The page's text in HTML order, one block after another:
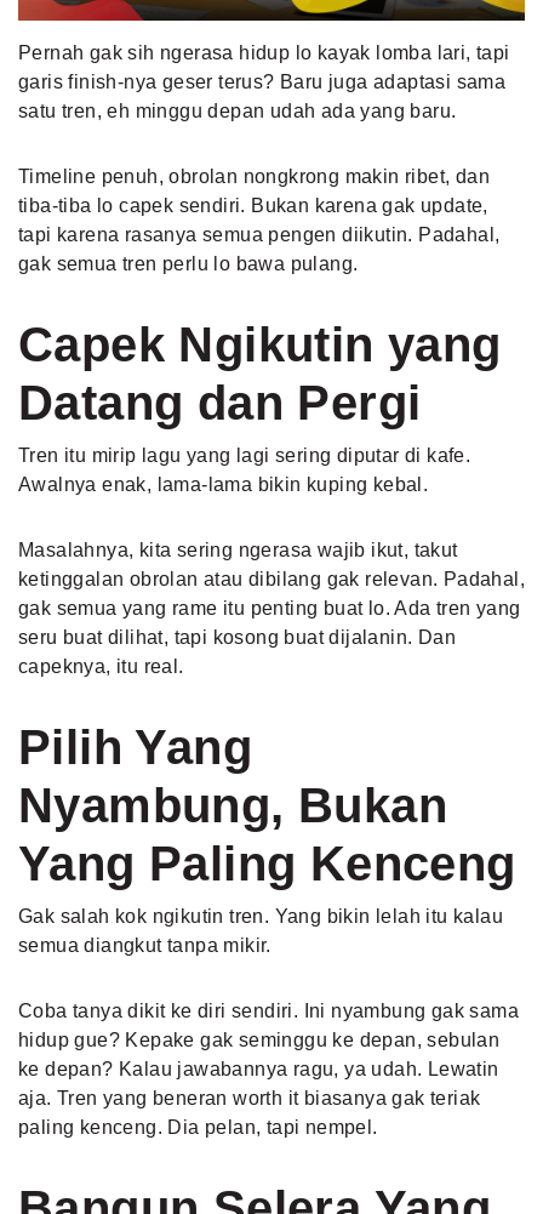
Pernah gak sih ngerasa hidup lo kayak lomba lari, tapi
garis finish-nya geser terus? Baru juga adaptasi sama
satu tren, eh minggu depan udah ada yang baru.
Timeline penuh, obrolan nongkrong makin ribet, dan
tiba-tiba lo capek sendiri. Bukan karena gak update,
tapi karena rasanya semua pengen diikutin. Padahal,
gak semua tren perlu lo bawa pulang.
Capek Ngikutin yang
Datang dan Pergi
Tren itu mirip lagu yang lagi sering diputar di kafe.
Awalnya enak, lama-lama bikin kuping kebal.
Masalahnya, kita sering ngerasa wajib ikut, takut
ketinggalan obrolan atau dibilang gak relevan. Padahal,
gak semua yang rame itu penting buat lo. Ada tren yang
seru buat dilihat, tapi kosong buat dijalanin. Dan
capeknya, itu real.
Pilih Yang
Nyambung, Bukan
Yang Paling Kenceng
Gak salah kok ngikutin tren. Yang bikin lelah itu kalau
semua diangkut tanpa mikir.
Coba tanya dikit ke diri sendiri. Ini nyambung gak sama
hidup gue? Kepake gak seminggu ke depan, sebulan
ke depan? Kalau jawabannya ragu, ya udah. Lewatin
aja. Tren yang beneran worth it biasanya gak teriak
paling kenceng. Dia pelan, tapi nempel.